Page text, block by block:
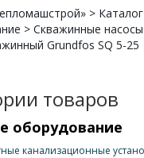
> Каталог
>Скважинные насосы
Grundfos SQ 5-25
товаров
оборудование
канализационные